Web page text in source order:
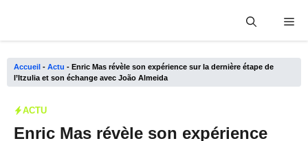
Accueil - Actu - Enric Mas révèle son expérience sur la dernière étape de
l’Itzulia et son échange avec João Almeida
ACTU
Enric Mas révèle son expérience